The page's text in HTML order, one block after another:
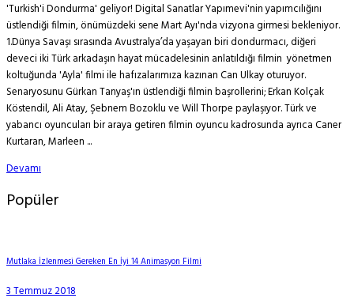
'Turkish'i Dondurma' geliyor! Digital Sanatlar Yapımevi'nin yapımcılığını
üstlendiği filmin, önümüzdeki sene Mart Ayı'nda vizyona girmesi bekleniyor.
1.Dünya Savaşı sırasında Avustralya’da yaşayan biri dondurmacı, diğeri
deveci iki Türk arkadaşın hayat mücadelesinin anlatıldığı filmin yönetmen
koltuğunda 'Ayla' filmi ile hafızalarımıza kazınan Can Ulkay oturuyor.
Senaryosunu Gürkan Tanyaş'ın üstlendiği filmin başrollerini; Erkan Kolçak
Köstendil, Ali Atay, Şebnem Bozoklu ve Will Thorpe paylaşıyor. Türk ve
yabancı oyuncuları bir araya getiren filmin oyuncu kadrosunda ayrıca Caner
Kurtaran, Marleen ...
Devamı
Popüler
Mutlaka İzlenmesi Gereken En İyi 14 Animasyon Filmi
3 Temmuz 2018